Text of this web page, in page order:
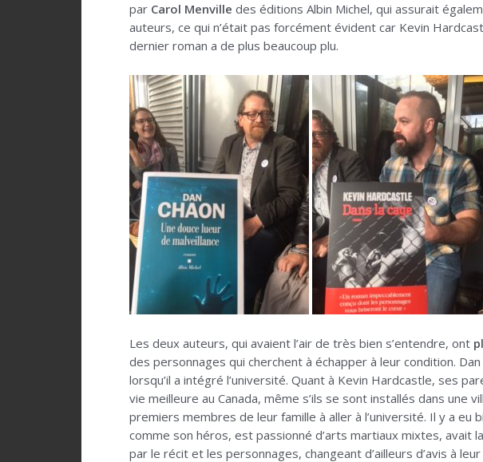
par Carol Menville des éditions Albin Michel, qui assurait
auteurs, ce qui n’était pas forcément évident car Kevin
dernier roman a de plus beaucoup plu.
Les deux auteurs, qui avaient l’air de très bien s’entendre, ont
des personnages qui cherchent à échapper à leur condition.
lorsqu’il a intégré l’université. Quant à Kevin Hardcastle, ses
vie meilleure au Canada, même s’ils se sont installés dans
premiers membres de leur famille à aller à l’université. Il y a eu
comme son héros, est passionné d’arts martiaux mixtes, avait
par le récit et les personnages, changeant d’ailleurs d’avis à